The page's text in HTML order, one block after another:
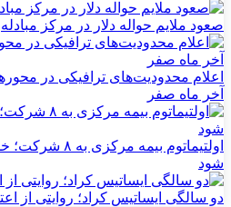
صعود ملایم حواله دلار در مرکز مبادله
اعلام محدودیت‌های ترافیکی در
آخر ماه صفر
اولتیماتوم
شود
دو سالگی ایساتیس کراد؛ روایتی از